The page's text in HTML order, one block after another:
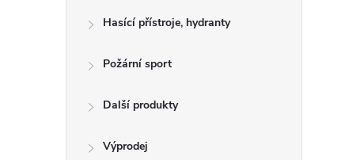
Hasící přístroje, hydranty
Požární sport
Další produkty
Výprodej